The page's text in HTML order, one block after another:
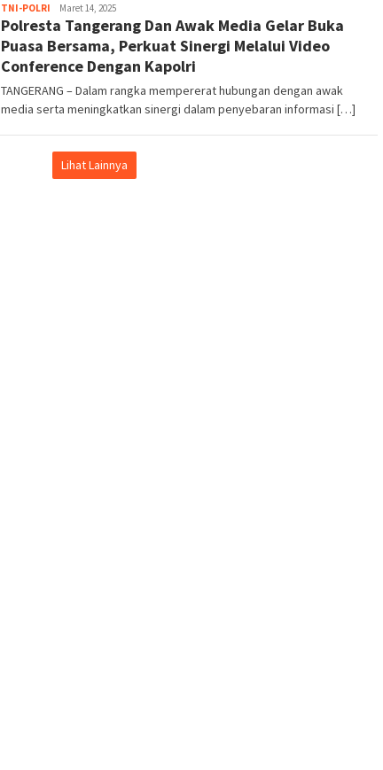
TNI-POLRI Kejar
Info
Maret 14, 2025
Polresta Tangerang Dan Awak Media Gelar Buka
Puasa Bersama, Perkuat Sinergi Melalui Video
Conference Dengan Kapolri
TANGERANG – Dalam rangka mempererat hubungan dengan awak
media serta meningkatkan sinergi dalam penyebaran informasi […]
Lihat Lainnya